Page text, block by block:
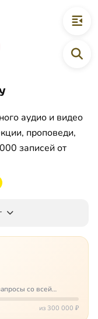
аудио и видео
проповеди,
записей от
со всей
Семьи с больными
пап или мам,из 300 000 ₽